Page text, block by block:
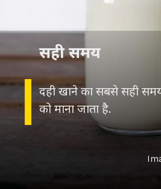
दही खाने का सबसे सही
को माना जाता है.
सही समय